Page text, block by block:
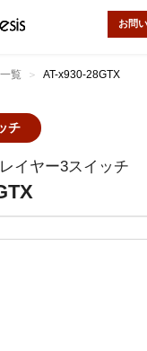
お問
覧 AT-x930-28GTX
イヤー3スイッチ
チ